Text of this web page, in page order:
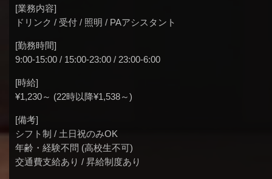
[業務内容]
ドリンク / 受付 / 照明 / PAアシスタント
[勤務時間]
9:00-15:00 / 15:00-23:00 / 23:00-6:00
[時給]
¥1,230～ (22時以降¥1,538～)
[備考]
シフト制 / 土日祝のみOK
年齢・経験不問 (高校生不可)
交通費支給あり / 昇給制度あり